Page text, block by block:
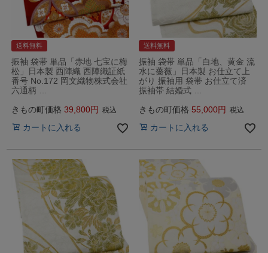
送料無料
振袖 袋帯 単品「赤地 七宝に梅
松」日本製 西陣織 西陣織証紙
番号 No.172 岡文織物株式会社
六通柄 …
きもの町価格 39,800 税込
カートに入れる
送料無料
振袖 袋帯 単品「白地、黄金 流
水に薔薇」日本製 お仕立て上
がり 振袖用 袋帯 お仕立て済
振袖帯 結婚式 …
きもの町価格 55,000 税込
カートに入れる